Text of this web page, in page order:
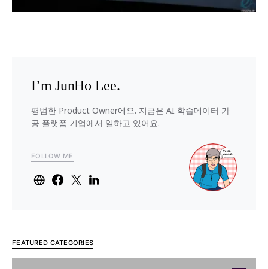
I’m JunHo Lee.
평범한 Product Owner에요. 지금은 AI 학습데이터 가
공 플랫폼 기업에서 일하고 있어요.
FOLLOW ME
FEATURED CATEGORIES